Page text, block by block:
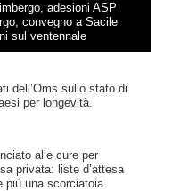
adesioni ASP
convegno a Sacile
sul ventennale
dell’Oms sullo stato di
per longevità.
alle cure per
privata: liste d’attesa
più una scorciatoia